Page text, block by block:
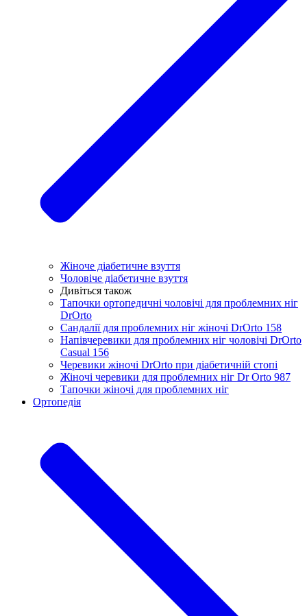
Жіноче діабетичне взуття
Чоловіче діабетичне взуття
Дивіться також
Тапочки ортопедичні чоловічі для проблемних ніг
DrOrtо
Сандалії для проблемних ніг жіночі DrOrto 158
Напівчеревики для проблемних ніг чоловічі DrOrto
Casual 156
Черевики жіночі DrOrto при діабетичній стопі
Жіночі черевики для проблемних ніг Dr Orto 987
Тапочки жіночі для проблемних ніг
Ортопедія